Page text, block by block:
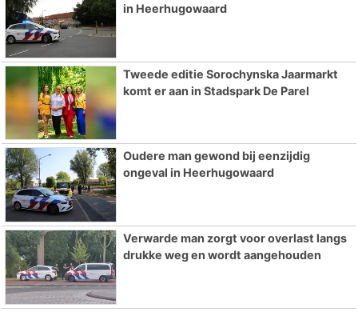
in Heerhugowaard
Tweede editie Sorochynska Jaarmarkt
komt er aan in Stadspark De Parel
Oudere man gewond bij eenzijdig
ongeval in Heerhugowaard
Verwarde man zorgt voor overlast langs
drukke weg en wordt aangehouden